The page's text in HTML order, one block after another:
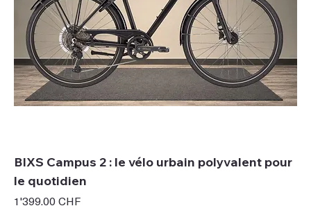
BIXS Campus 2 : le vélo urbain polyvalent pour
le quotidien
Prix
1'399.00 CHF